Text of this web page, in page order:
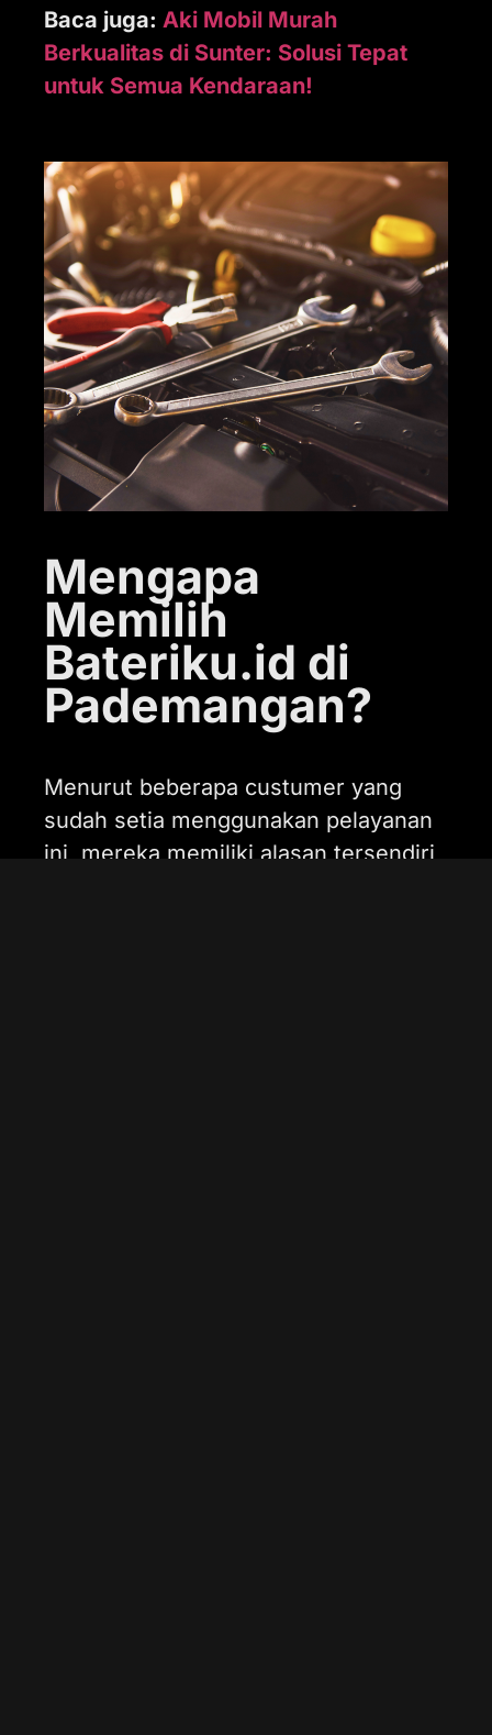
Baca juga: Aki Mobil Murah
Berkualitas di Sunter: Solusi Tepat
untuk Semua Kendaraan!
Mengapa
Memilih
Bateriku.id di
Pademangan?
Menurut beberapa custumer yang
sudah setia menggunakan pelayanan
ini, mereka memiliki alasan tersendiri